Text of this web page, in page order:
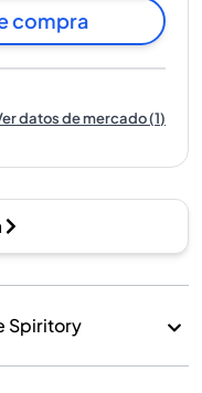
compra
datos de mercado(1)
Spiritory